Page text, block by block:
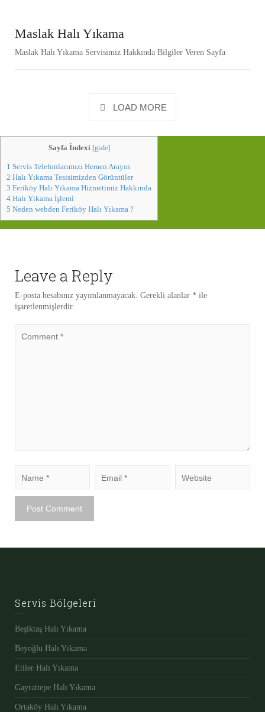
Maslak Halı Yıkama
Maslak Halı Yıkama Servisimiz Hakkında Bilgiler Veren Sayfa
LOAD MORE
Sayfa İndexi [gizle]
1 Servis Telefonlarımızı Hemen Arayın
2 Halı Yıkama Tesisimizden Görüntüler
3 Feriköy Halı Yıkama Hizmetimiz Hakkında
4 Halı Yıkama İşlemi
5 Neden webden Feriköy Halı Yıkama ?
Leave a Reply
E-posta hesabınız yayımlanmayacak. Gerekli alanlar * ile
işaretlenmişlerdir
Servis Bölgeleri
Beşiktaş Halı Yıkama
Beyoğlu Halı Yıkama
Etiler Halı Yıkama
Gayrattepe Halı Yıkama
Ortaköy Halı Yıkama